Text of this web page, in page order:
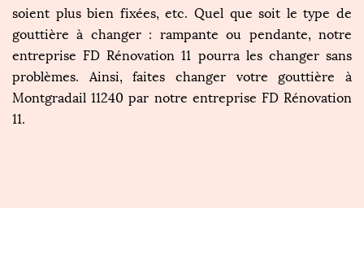
soient plus bien fixées, etc. Quel que soit le type de
gouttière à changer : rampante ou pendante, notre
entreprise FD Rénovation 11 pourra les changer sans
problèmes. Ainsi, faites changer votre gouttière à
Montgradail 11240 par notre entreprise FD Rénovation
11.